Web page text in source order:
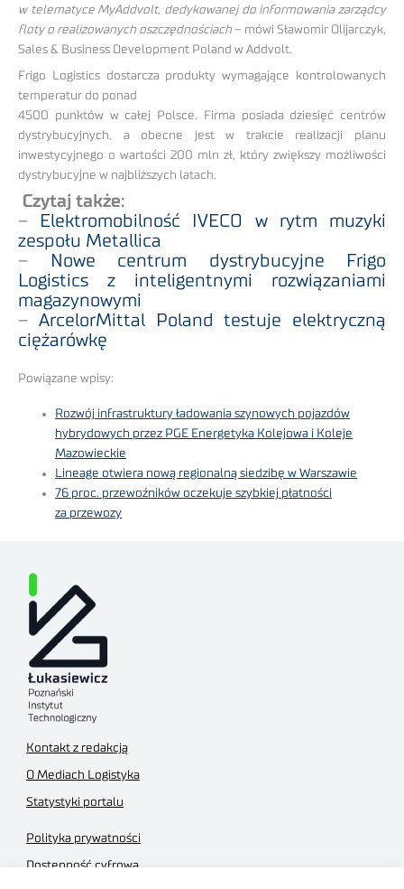
w telematyce MyAddvolt, dedykowanej do informowania zarządcy
floty o realizowanych oszczędnościach – mówi Sławomir Olijarczyk,
Sales & Business Development Poland w Addvolt.
Frigo Logistics dostarcza produkty wymagające kontrolowanych
temperatur do ponad
4500 punktów w całej Polsce. Firma posiada dziesięć centrów
dystrybucyjnych, a obecne jest w trakcie realizacji planu
inwestycyjnego o wartości 200 mln zł, który zwiększy możliwości
dystrybucyjne w najbliższych latach.
Czytaj także:
–
Elektromobilność IVECO w rytm muzyki
zespołu Metallica
–
Nowe centrum dystrybucyjne Frigo
Logistics z inteligentnymi rozwiązaniami
magazynowymi
– ArcelorMittal Poland testuje elektryczną
ciężarówkę
Powiązane wpisy:
Rozwój infrastruktury ładowania szynowych pojazdów
hybrydowych przez PGE Energetyka Kolejowa i Koleje
Mazowieckie
Lineage otwiera nową regionalną siedzibę w Warszawie
76 proc. przewoźników oczekuje szybkiej płatności
za przewozy
Kontakt z redakcją
O Mediach Logistyka
Statystyki portalu
Polityka prywatności
Dostępność cyfrowa